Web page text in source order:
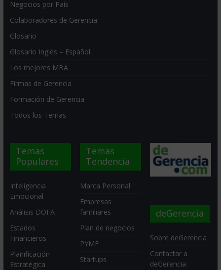
Negocios por País
Colaboradores de Gerencia
Glosario
Glosario Inglés – Español
Los mejores MBA
Firmas de Gerencia
Formación de Gerencia
Todos los Temas
Temas
Populares
Inteligencia
Emocional
Análisis DOFA
Estados
Financieros
Planificación
Estratégica
Temas
Tendencia
Marca Personal
Empresas
familiares
Plan de negocios
PYME
Startups
deGerencia
Sobre deGerencia
Contactar a
deGerencia